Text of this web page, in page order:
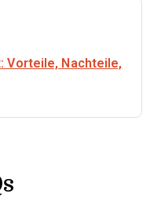
Vorteile, Nachteile,